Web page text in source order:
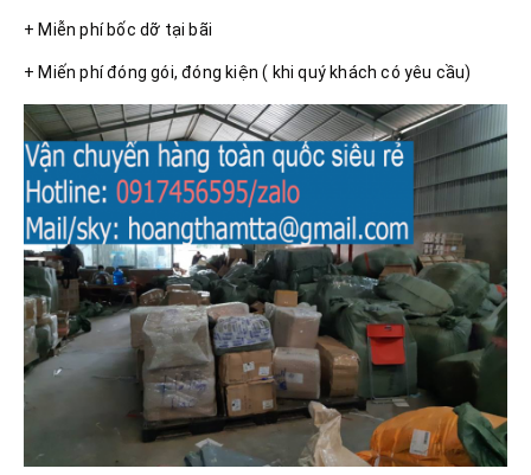
+ Miễn phí bốc dỡ tại bãi
+ Miến phí đóng gói, đóng kiện ( khi quý khách có yêu cầu)